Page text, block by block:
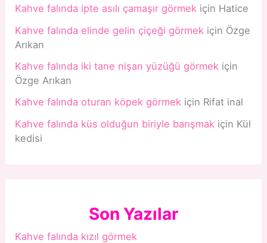
Kahve falında ipte asılı çamaşır görmek için Hatice
Kahve falında elinde gelin çiçeği görmek için Özge
Arıkan
Kahve falında iki tane nişan yüzüğü görmek için
Özge Arıkan
Kahve falında oturan köpek görmek için Rifat inal
Kahve falında küs olduğun biriyle barışmak için Kül
kedisi
Son Yazılar
Kahve falında kızıl görmek